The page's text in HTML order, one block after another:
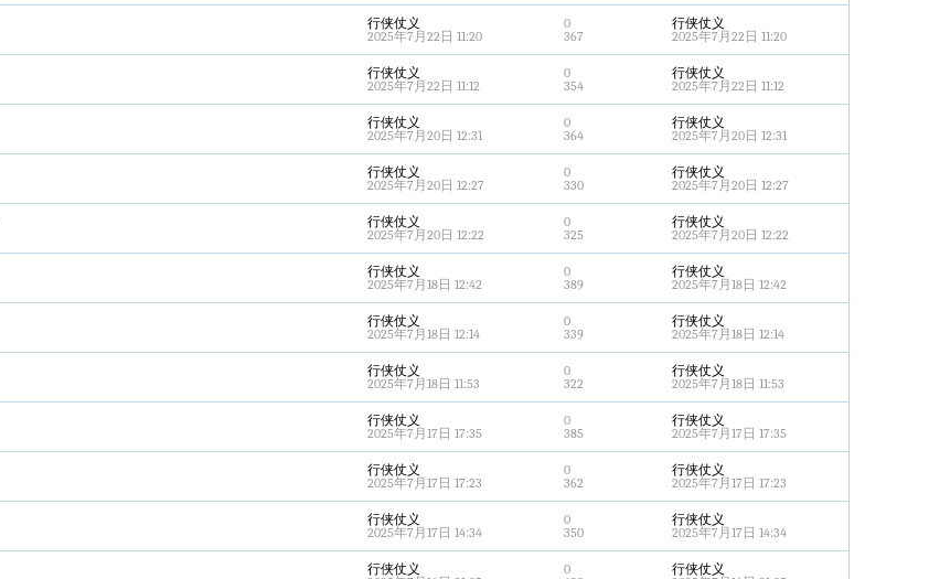
行侠仗义
2025年7月22日 11:20
0
367
行侠仗义
2025年7月22日 11:20
行侠仗义
2025年7月22日 11:12
0
354
行侠仗义
2025年7月22日 11:12
行侠仗义
2025年7月20日 12:31
0
364
行侠仗义
2025年7月20日 12:31
行侠仗义
2025年7月20日 12:27
0
330
行侠仗义
2025年7月20日 12:27
行侠仗义
2025年7月20日 12:22
0
325
行侠仗义
2025年7月20日 12:22
行侠仗义
2025年7月18日 12:42
0
389
行侠仗义
2025年7月18日 12:42
行侠仗义
2025年7月18日 12:14
0
339
行侠仗义
2025年7月18日 12:14
行侠仗义
2025年7月18日 11:53
0
322
行侠仗义
2025年7月18日 11:53
行侠仗义
2025年7月17日 17:35
0
385
行侠仗义
2025年7月17日 17:35
行侠仗义
2025年7月17日 17:23
0
362
行侠仗义
2025年7月17日 17:23
行侠仗义
2025年7月17日 14:34
0
350
行侠仗义
2025年7月17日 14:34
行侠仗义
0
行侠仗义